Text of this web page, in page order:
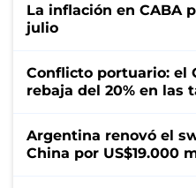
La inflación en CABA
julio
Conflicto portuario: el
rebaja del 20% en las
Argentina renovó el
China por US$19.000